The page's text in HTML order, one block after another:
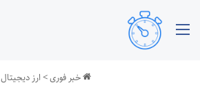
خبر فوری> ارز دیجیتال